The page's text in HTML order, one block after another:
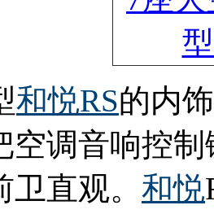
和悦RS的内
空调音响控
直观。 和悦